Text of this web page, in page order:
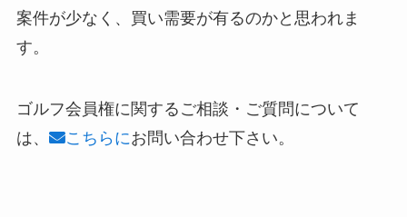
案件が少なく、買い需要が有るのかと思われま
す。
ゴルフ会員権に関するご相談・ご質問について
は、
こちらにお問い合わせ下さい。